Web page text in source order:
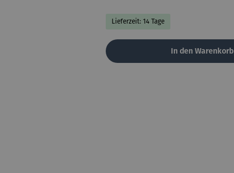
Lieferzeit: 14 Tage
In den Warenkorb